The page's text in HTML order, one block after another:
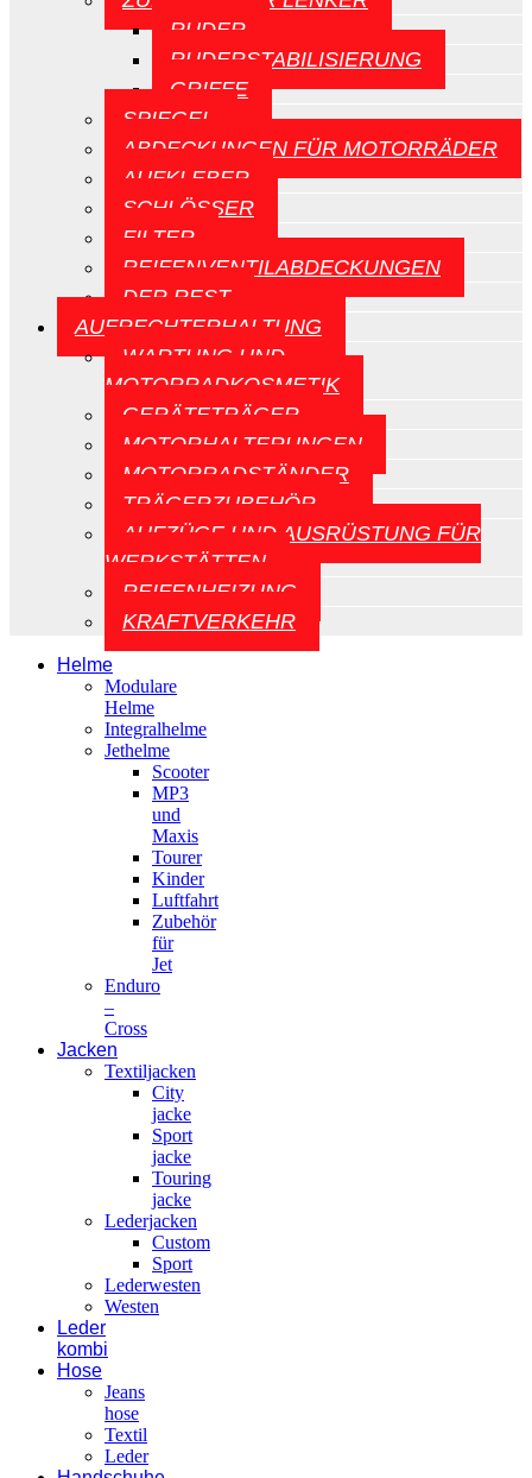
RUDER
RUDERSTABILISIERUNG
GRIFFE
SPIEGEL
ABDECKUNGEN FÜR MOTORRÄDER
AUFKLEBER
SCHLÖSSER
FILTER
REIFENVENTILABDECKUNGEN
DER REST
AUFRECHTERHALTUNG
WARTUNG UND
MOTORRADKOSMETIK
GERÄTETRÄGER
MOTORHALTERUNGEN
MOTORRADSTÄNDER
TRÄGERZUBEHÖR
AUFZÜGE UND AUSRÜSTUNG FÜR
WERKSTÄTTEN
REIFENHEIZUNG
KRAFTVERKEHR
Helme
Modulare
Helme
Integralhelme
Jethelme
Scooter
MP3
und
Maxis
Tourer
Kinder
Luftfahrt
Zubehör
für
Jet
Enduro
–
Cross
Jacken
Textiljacken
City
jacke
Sport
jacke
Touring
jacke
Lederjacken
Custom
Sport
Lederwesten
Westen
Leder
kombi
Hose
Jeans
hose
Textil
Leder